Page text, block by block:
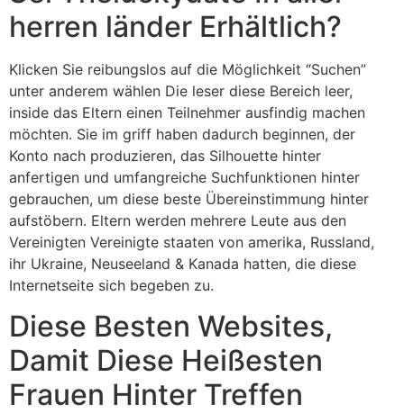
herren länder Erhältlich?
Klicken Sie reibungslos auf die Möglichkeit “Suchen”
unter anderem wählen Die leser diese Bereich leer,
inside das Eltern einen Teilnehmer ausfindig machen
möchten. Sie im griff haben dadurch beginnen, der
Konto nach produzieren, das Silhouette hinter
anfertigen und umfangreiche Suchfunktionen hinter
gebrauchen, um diese beste Übereinstimmung hinter
aufstöbern. Eltern werden mehrere Leute aus den
Vereinigten Vereinigte staaten von amerika, Russland,
ihr Ukraine, Neuseeland & Kanada hatten, die diese
Internetseite sich begeben zu.
Diese Besten Websites,
Damit Diese Heißesten
Frauen Hinter Treffen